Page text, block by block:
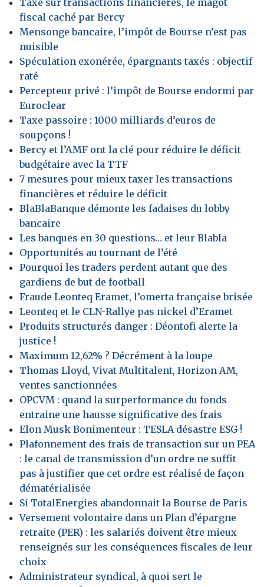
fiscal caché par Bercy
Mensonge bancaire, l’impôt de Bourse n’est pas
nuisible
Spéculation exonérée, épargnants taxés : objectif
raté
Percepteur privé : l’impôt de Bourse endormi par
Euroclear
Taxe passoire : 1000 milliards d’euros de
soupçons !
Bercy et l’AMF ont la clé pour réduire le déficit
budgétaire avec la TTF
7 mesures pour mieux taxer les transactions
financières et réduire le déficit
BlaBlaBanque démonte les fadaises du lobby
bancaire
Les banques en 30 questions… et leur Blabla
Opportunités au tournant de l’été
Pourquoi les traders perdent autant que des
gardiens de but de football
Fraude Leonteq Eramet, l’omerta française brisée
Leonteq et le CLN-Rallye pas nickel d’Eramet
Produits structurés danger : Déontofi alerte la
justice !
Maximum 12,62% ? Décrément à la loupe
Thomas Lloyd, Vivat Multitalent, Horizon AM,
ventes sanctionnées
OPCVM : quand la surperformance du fonds
entraine une hausse significative des frais
Elon Musk Bonimenteur : TESLA désastre ESG !
Plafonnement des frais de transaction sur un PEA
: le canal de transmission d’un ordre ne suffit
pas à justifier que cet ordre est réalisé de façon
dématérialisée
Si TotalEnergies abandonnait la Bourse de Paris
Versement volontaire dans un Plan d’épargne
retraite (PER) : les salariés doivent être mieux
renseignés sur les conséquences fiscales de leur
choix
Administrateur syndical, à quoi sert le